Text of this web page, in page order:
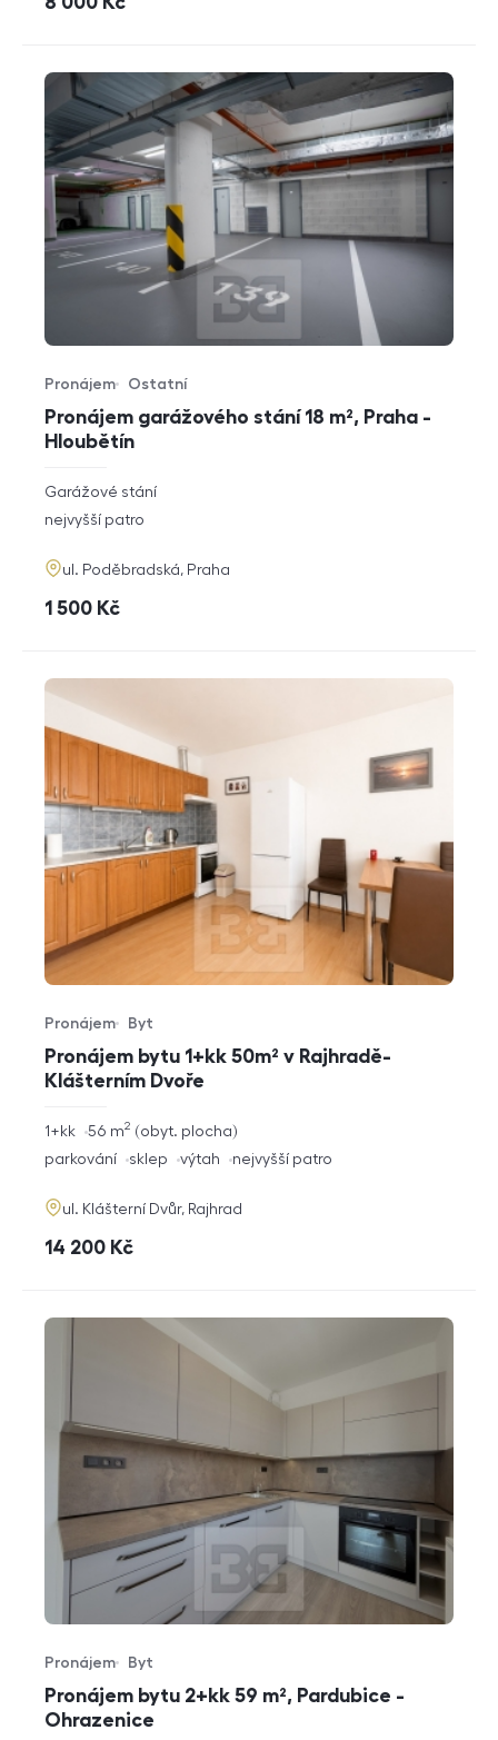
Pronájem garážového stání 18 m², Praha -
Hloubětín
Typ nabídky
Pronájem
Typ nemovitosti
Ostatní
rozměry
dispozice
Garážové stání
funkce
nejvyšší patro
adresa
ul. Poděbradská, Praha
cena
1 500 Kč
Pronájem bytu 1+kk 50m² v Rajhradě-
Klášterním Dvoře
Typ nabídky
Pronájem
Typ nemovitosti
Byt
rozměry
dispozice
1+kk obyt. plocha
56 m2
funkce
parkování sklep výtah nejvyšší patro
adresa
ul. Klášterní Dvůr, Rajhrad
cena
14 200 Kč
Pronájem bytu 2+kk 59 m², Pardubice -
Ohrazenice
Typ nabídky
Pronájem
Typ nemovitosti
Byt